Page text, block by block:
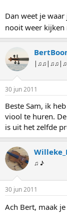
Dan weet je
nooit weer kijken
30 jun 2011
Beste Sam, ik
viool te huren.
is uit het zelfde
♫ ♪
30 jun 2011
Ach Bert, maak